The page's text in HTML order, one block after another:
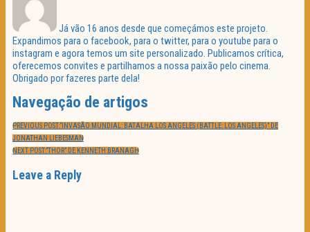
Já vão 16 anos desde que começámos este projeto.
Expandimos para o facebook, para o twitter, para o youtube para o
instagram e agora temos um site personalizado. Publicamos crítica,
oferecemos convites e partilhamos a nossa paixão pelo cinema.
Obrigado por fazeres parte dela!
Navegação de artigos
PREVIOUS POST:“INVASÃO MUNDIAL: BATALHA LOS ANGELES (BATTLE: LOS ANGELES)” DE
JONATHAN LIEBESMAN
NEXT POST:“THOR” DE KENNETH BRANAGH
Leave a Reply